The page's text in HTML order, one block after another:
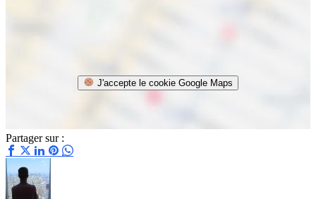
J'accepte le cookie Google Maps
Partager sur :